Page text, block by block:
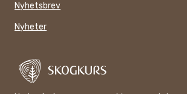
Nyhetsbrev
Nyheter